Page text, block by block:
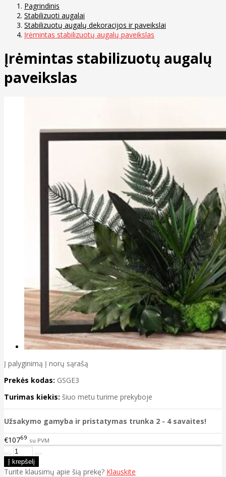
Pagrindinis
Stabilizuoti augalai
Stabilizuotų augalų dekoracijos ir paveikslai
Įrėmintas stabilizuotų augalų paveikslas
Įrėmintas stabilizuotų augalų
paveikslas
Į palyginimą Į norų sąrašą
Prekės kodas: GSGE3
Turimas kiekis: šiuo metu turime prekyboje
Užsakymo gamyba ir pristatymas trunka 2 - 4 savaites!
€10769 su PVM
Turite klausimų apie šią prekę? Klauskite